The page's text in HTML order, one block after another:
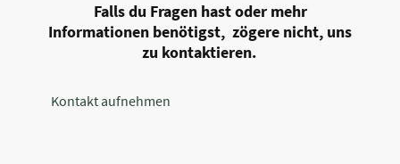
Falls du Fragen hast oder mehr
Informationen benötigst, zögere nicht, uns
zu kontaktieren.
Kontakt aufnehmen